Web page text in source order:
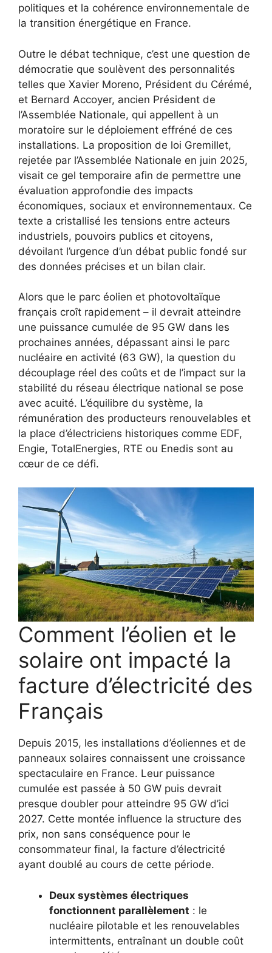
politiques et la cohérence environnementale de
la transition énergétique en France.
Outre le débat technique, c’est une question de
démocratie que soulèvent des personnalités
telles que Xavier Moreno, Président du Cérémé,
et Bernard Accoyer, ancien Président de
l’Assemblée Nationale, qui appellent à un
moratoire sur le déploiement effréné de ces
installations. La proposition de loi Gremillet,
rejetée par l’Assemblée Nationale en juin 2025,
visait ce gel temporaire afin de permettre une
évaluation approfondie des impacts
économiques, sociaux et environnementaux. Ce
texte a cristallisé les tensions entre acteurs
industriels, pouvoirs publics et citoyens,
dévoilant l’urgence d’un débat public fondé sur
des données précises et un bilan clair.
Alors que le parc éolien et photovoltaïque
français croît rapidement – il devrait atteindre
une puissance cumulée de 95 GW dans les
prochaines années, dépassant ainsi le parc
nucléaire en activité (63 GW), la question du
découplage réel des coûts et de l’impact sur la
stabilité du réseau électrique national se pose
avec acuité. L’équilibre du système, la
rémunération des producteurs renouvelables et
la place d’électriciens historiques comme EDF,
Engie, TotalEnergies, RTE ou Enedis sont au
cœur de ce défi.
Comment l’éolien et le
solaire ont impacté la
facture d’électricité des
Français
Depuis 2015, les installations d’éoliennes et de
panneaux solaires connaissent une croissance
spectaculaire en France. Leur puissance
cumulée est passée à 50 GW puis devrait
presque doubler pour atteindre 95 GW d’ici
2027. Cette montée influence la structure des
prix, non sans conséquence pour le
consommateur final, la facture d’électricité
ayant doublé au cours de cette période.
Deux systèmes électriques
fonctionnent parallèlement : le
nucléaire pilotable et les renouvelables
intermittents, entraînant un double coût